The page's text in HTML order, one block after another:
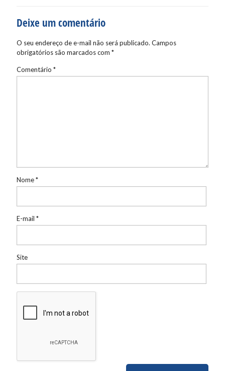
Deixe um comentário
O seu endereço de e-mail não será publicado. Campos
obrigatórios são marcados com *
Comentário *
Nome*
E-mail *
Site